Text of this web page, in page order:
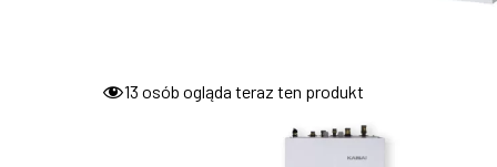
13 osób ogląda teraz ten produkt